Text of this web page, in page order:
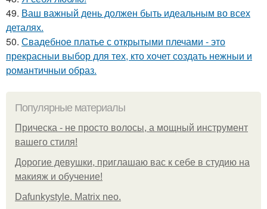
49. Ваш важный день должен быть идеальным во всех
деталях.
50. Свадебное платье с открытыми плечами - это
прекрасныи выбор для тех, кто хочет создать нежныи и
романтичныи образ.
Популярные материалы
Прическа - не просто волосы, а мощный инструмент
вашего стиля!
Дорогие девушки, приглашаю вас к себе в студию на
макияж и обучение!
Dafunkystyle. Matrix neo.